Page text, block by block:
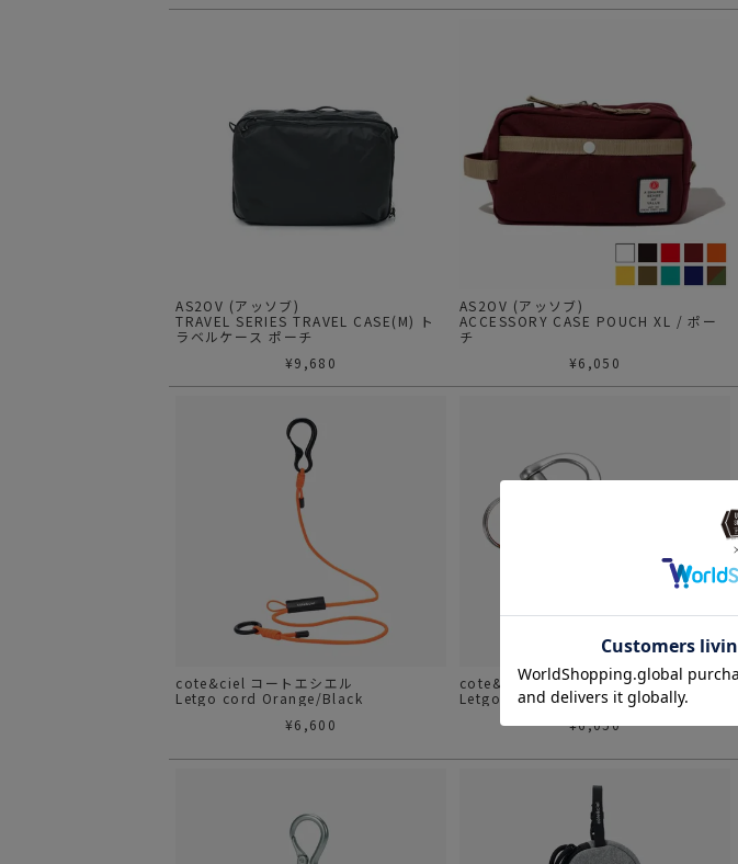
AS2OV (アッソブ)
TRAVEL SERIES TRAVEL CASE(M) ト
ラベルケース ポーチ
¥9,680
AS2OV (アッソブ)
ACCESSORY CASE POUCH XL / ポー
チ
¥6,050
cote&ciel コートエシエル
Letgo cord Orange/Black
¥6,600
cote&ciel コートエシエル
Letgo Orange/Silver
¥6,050